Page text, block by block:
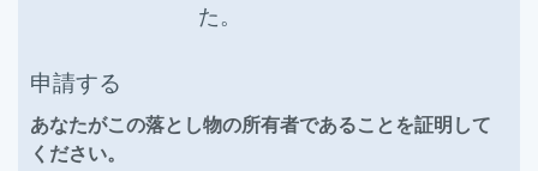
た。
申請する
あなたがこの落とし物の所有者であることを証明して
ください。